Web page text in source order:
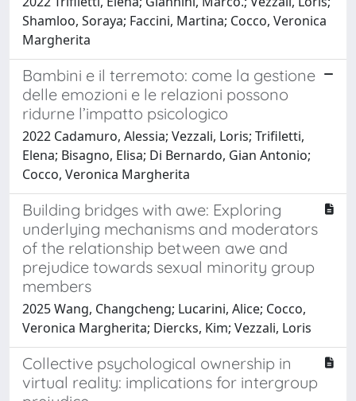
Shamloo, Soraya; Faccini, Martina; Cocco, Veronica
Margherita
Bambini e il terremoto: come la gestione
delle emozioni e le relazioni possono
ridurne l’impatto psicologico
2022 Cadamuro, Alessia; Vezzali, Loris; Trifiletti,
Elena; Bisagno, Elisa; Di Bernardo, Gian Antonio;
Cocco, Veronica Margherita
Building bridges with awe: Exploring
underlying mechanisms and moderators
of the relationship between awe and
prejudice towards sexual minority group
members
2025 Wang, Changcheng; Lucarini, Alice; Cocco,
Veronica Margherita; Diercks, Kim; Vezzali, Loris
Collective psychological ownership in
virtual reality: implications for intergroup